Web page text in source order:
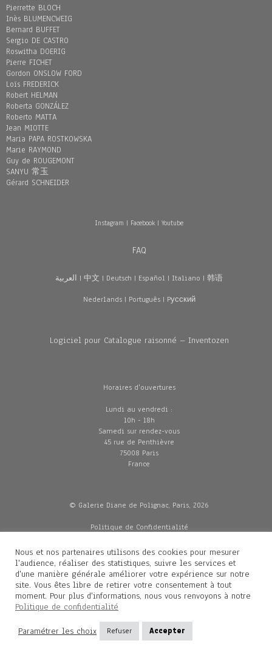
Pierrette BLOCH
Inès BLUMENCWEIG
Bernard BUFFET
Sergio DE CASTRO
Roswitha DOERIG
Pierre FICHET
Gordon ONSLOW FORD
Loïs FREDERICK
Robert HELMAN
Roberta GONZÁLEZ
Roberto MATTA
Jean MIOTTE
Maria PAPA ROSTKOWSKA
Marie RAYMOND
Guy de ROUGEMONT
SANYU 常玉
Gérard SCHNEIDER
Instagram | Facebook| Youtube
FAQ
العربية | 中文 | Deutsch | Español | Italiano | 韩语
Nederlands| Português| Pусский
Logiciel pour Catalogue raisonné – Inventozen
Horaires d'ouvertures
Lundi au vendredi :
10h - 18h
Samedi sur rendez-vous
45 rue de Penthièvre
75008 Paris
France
© Galerie Diane de Polignac, Paris, 2026
Politique de Confidentialité
Mentions légales
Livraisons
Contacts
Diane de Polignac
Mathilde Gubanski
Nous et nos partenaires utilisons des cookies pour mesurer
l'audience, réaliser des statistiques, suivre les services et
d'une manière générale améliorer votre expérience sur notre
site. Vous êtes libre de retirer votre consentement à tout
moment. Pour plus d'informations, nous vous renvoyons à notre
Politique de confidentialité
Paramétrer les choix Refuser Accepter